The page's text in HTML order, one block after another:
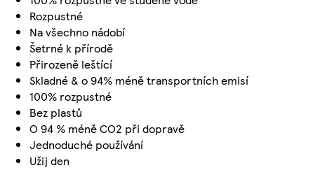
Rozpustné
Na všechno nádobí
Šetrné k přírodě
Přirozeně leštící
Skladné & o 94% méně transportních emisí
100% rozpustné
Bez plastů
O 94 % méně CO2 při dopravě
Jednoduché používání
Užij den